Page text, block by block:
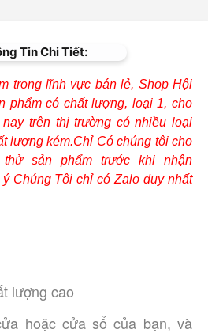
Tin Chi Tiết:
trong lĩnh vực bán lẻ, Shop Hội
phẩm có chất lượng, loại 1, cho
trên thị trường có nhiều loại
lượng kém.Chỉ Có chúng tôi cho
sản phẩm trước khi nhận
Chúng Tôi chỉ có Zalo duy nhất
lượng cao